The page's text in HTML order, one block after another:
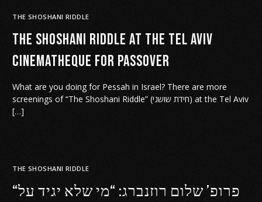
THE SHOSHANI RIDDLE
The Shoshani Riddle at the Tel Aviv
cinematheque for Passover
What are you doing for Pessah in Israel? There are more
screenings of “The Shoshani Riddle” (חידת שושני) at the Tel Aviv
[…]
THE SHOSHANI RIDDLE
“פרופ’ שלום רוזנברג: “מי שלא יגיד על